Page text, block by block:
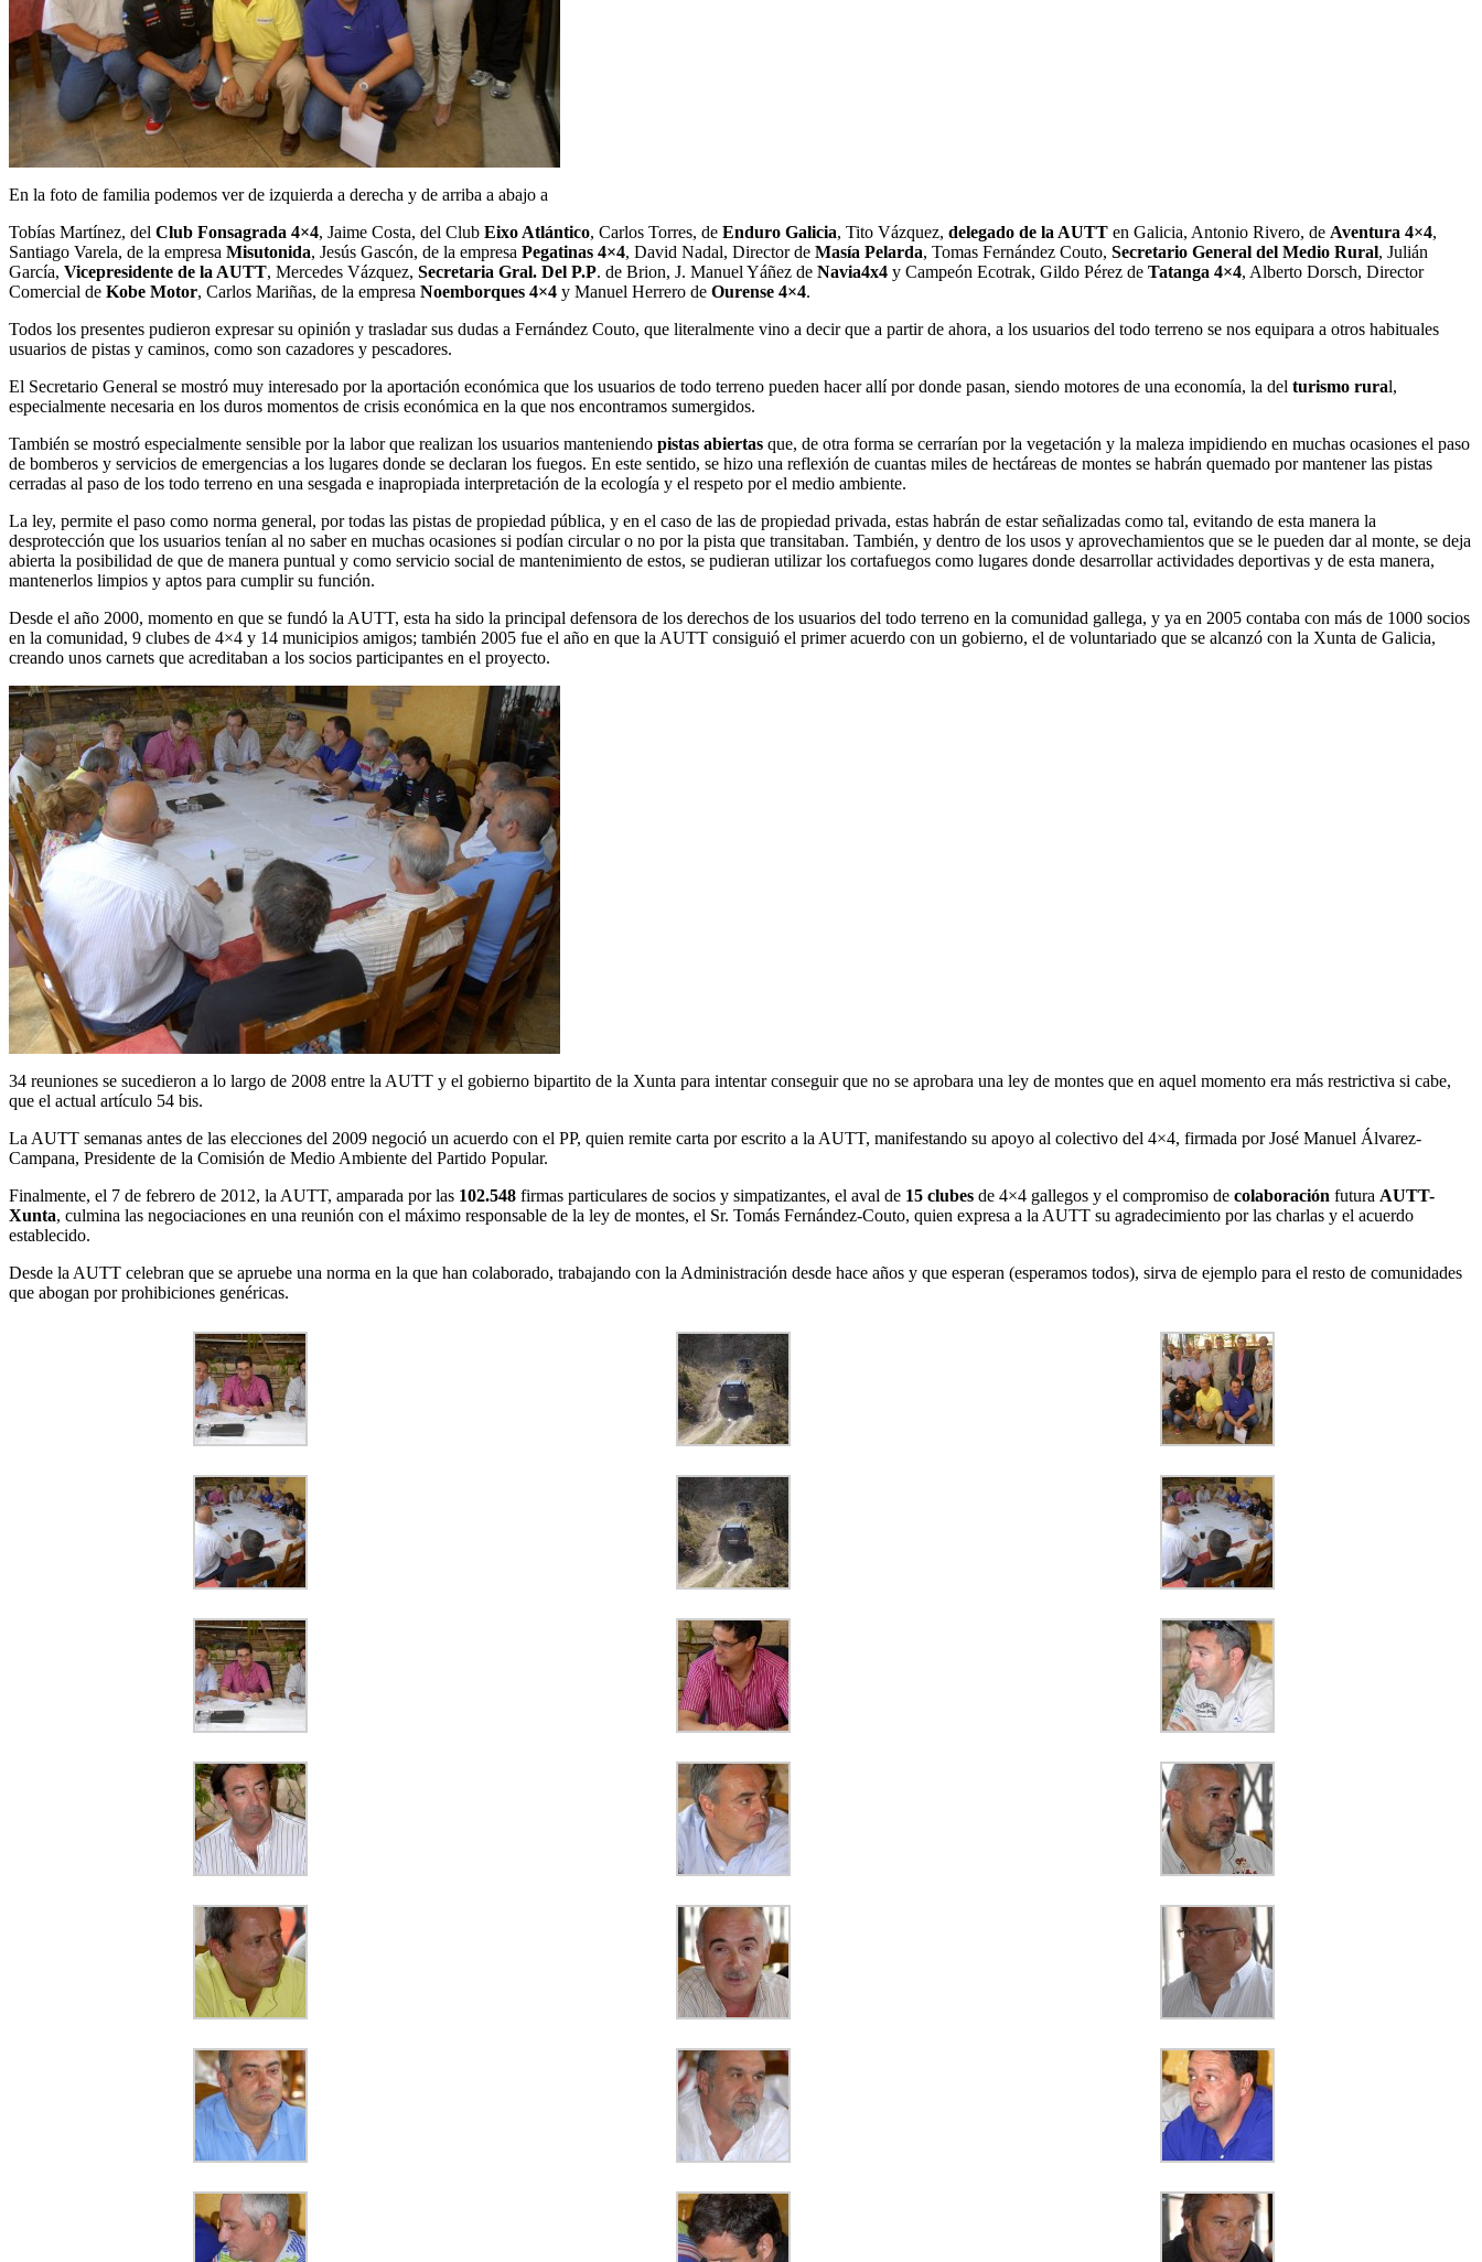
En la foto de familia podemos ver de izquierda a derecha y de arriba a abajo a
Tobías Martínez, del Club Fonsagrada 4×4, Jaime Costa, del Club Eixo Atlántico, Carlos Torres, de Enduro Galicia, Tito Vázquez, delegado de la AUTT en Galicia, Antonio Rivero, de Aventura 4×4,
Santiago Varela, de la empresa Misutonida, Jesús Gascón, de la empresa Pegatinas 4×4, David Nadal, Director de Masía Pelarda, Tomas Fernández Couto, Secretario General del Medio Rural, Julián
García, Vicepresidente de la AUTT, Mercedes Vázquez, Secretaria Gral. Del P.P. de Brion, J. Manuel Yáñez de Navia4x4 y Campeón Ecotrak, Gildo Pérez de Tatanga 4×4, Alberto Dorsch, Director
Comercial de Kobe Motor, Carlos Mariñas, de la empresa Noemborques 4×4 y Manuel Herrero de Ourense 4×4.
Todos los presentes pudieron expresar su opinión y trasladar sus dudas a Fernández Couto, que literalmente vino a decir que a partir de ahora, a los usuarios del todo terreno se nos equipara a otros habituales
usuarios de pistas y caminos, como son cazadores y pescadores.
El Secretario General se mostró muy interesado por la aportación económica que los usuarios de todo terreno pueden hacer allí por donde pasan, siendo motores de una economía, la del turismo rural,
especialmente necesaria en los duros momentos de crisis económica en la que nos encontramos sumergidos.
También se mostró especialmente sensible por la labor que realizan los usuarios manteniendo pistas abiertas que, de otra forma se cerrarían por la vegetación y la maleza impidiendo en muchas ocasiones el paso
de bomberos y servicios de emergencias a los lugares donde se declaran los fuegos. En este sentido, se hizo una reflexión de cuantas miles de hectáreas de montes se habrán quemado por mantener las pistas
cerradas al paso de los todo terreno en una sesgada e inapropiada interpretación de la ecología y el respeto por el medio ambiente.
La ley, permite el paso como norma general, por todas las pistas de propiedad pública, y en el caso de las de propiedad privada, estas habrán de estar señalizadas como tal, evitando de esta manera la
desprotección que los usuarios tenían al no saber en muchas ocasiones si podían circular o no por la pista que transitaban. También, y dentro de los usos y aprovechamientos que se le pueden dar al monte, se deja
abierta la posibilidad de que de manera puntual y como servicio social de mantenimiento de estos, se pudieran utilizar los cortafuegos como lugares donde desarrollar actividades deportivas y de esta manera,
mantenerlos limpios y aptos para cumplir su función.
Desde el año 2000, momento en que se fundó la AUTT, esta ha sido la principal defensora de los derechos de los usuarios del todo terreno en la comunidad gallega, y ya en 2005 contaba con más de 1000 socios
en la comunidad, 9 clubes de 4×4 y 14 municipios amigos; también 2005 fue el año en que la AUTT consiguió el primer acuerdo con un gobierno, el de voluntariado que se alcanzó con la Xunta de Galicia,
creando unos carnets que acreditaban a los socios participantes en el proyecto.
34 reuniones se sucedieron a lo largo de 2008 entre la AUTT y el gobierno bipartito de la Xunta para intentar conseguir que no se aprobara una ley de montes que en aquel momento era más restrictiva si cabe,
que el actual artículo 54 bis.
La AUTT semanas antes de las elecciones del 2009 negoció un acuerdo con el PP, quien remite carta por escrito a la AUTT, manifestando su apoyo al colectivo del 4×4, firmada por José Manuel Álvarez-
Campana, Presidente de la Comisión de Medio Ambiente del Partido Popular.
Finalmente, el 7 de febrero de 2012, la AUTT, amparada por las 102.548 firmas particulares de socios y simpatizantes, el aval de 15 clubes de 4×4 gallegos y el compromiso de colaboración futura AUTT-
Xunta, culmina las negociaciones en una reunión con el máximo responsable de la ley de montes, el Sr. Tomás Fernández-Couto, quien expresa a la AUTT su agradecimiento por las charlas y el acuerdo
establecido.
Desde la AUTT celebran que se apruebe una norma en la que han colaborado, trabajando con la Administración desde hace años y que esperan (esperamos todos), sirva de ejemplo para el resto de comunidades
que abogan por prohibiciones genéricas.